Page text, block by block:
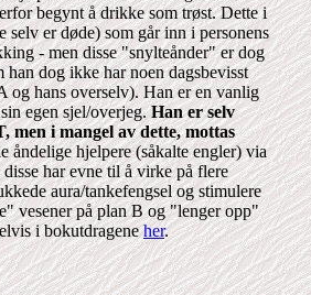
begynt å drikke som trøst. Dette i
er døde) som går inn i personens
- men disse "snylteånder" er dog
dog ikke har noen dagsbevisst
og hans overselv). Han er en vanlig
egen sjel/overjeg.Han er selv
men i mangel av dette, mottas
åndelige hjelpere (såkalte engler) via
har evne til å virke på flere
aura/tankefengsel og stimulere
vesener på plan B og "lenger opp"
i bokutdrageneher.